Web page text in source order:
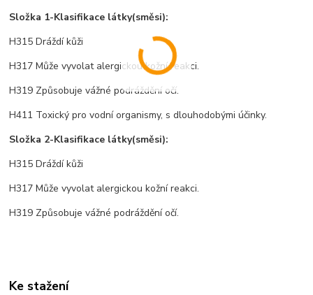
Složka 1-Klasifikace látky(směsi):
H315 Dráždí kůži
H317 Může vyvolat alergickou kožní reakci.
H319 Způsobuje vážné podráždění očí.
H411 Toxický pro vodní organismy, s dlouhodobými účinky.
Složka 2-Klasifikace látky(směsi):
H315 Dráždí kůži
H317 Může vyvolat alergickou kožní reakci.
H319 Způsobuje vážné podráždění očí.
Ke stažení